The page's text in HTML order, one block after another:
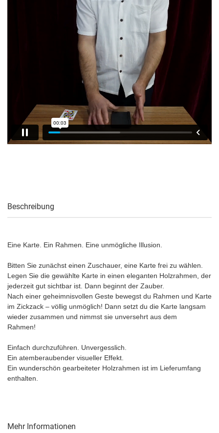
Beschreibung
Eine Karte. Ein Rahmen. Eine unmögliche Illusion.
Bitten Sie zunächst einen Zuschauer, eine Karte frei zu wählen.
Legen Sie die gewählte Karte in einen eleganten Holzrahmen, der
jederzeit gut sichtbar ist. Dann beginnt der Zauber.
Nach einer geheimnisvollen Geste bewegst du Rahmen und Karte
im Zickzack – völlig unmöglich! Dann setzt du die Karte langsam
wieder zusammen und nimmst sie unversehrt aus dem
Rahmen!
Einfach durchzuführen. Unvergesslich.
Ein atemberaubender visueller Effekt.
Ein wunderschön gearbeiteter Holzrahmen ist im Lieferumfang
enthalten.
Mehr Informationen